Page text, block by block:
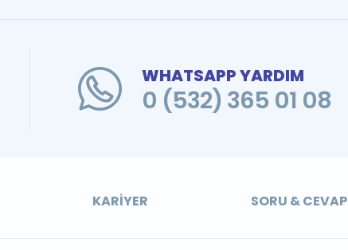
WHATSAPP YARDIM
0 (532) 365 01 08
KARIYER SORU & CEVAP